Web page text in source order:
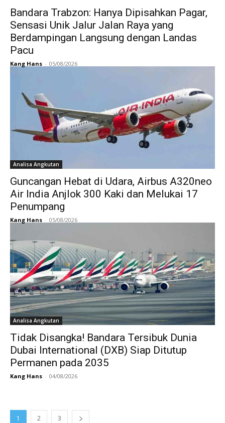
Bandara Trabzon: Hanya Dipisahkan Pagar,
Sensasi Unik Jalur Jalan Raya yang
Berdampingan Langsung dengan Landas
Pacu
Kang Hans - 05/08/2026
Analisa Angkutan
Guncangan Hebat di Udara, Airbus A320neo
Air India Anjlok 300 Kaki dan Melukai 17
Penumpang
Kang Hans - 05/08/2026
Analisa Angkutan
Tidak Disangka! Bandara Tersibuk Dunia
Dubai International (DXB) Siap Ditutup
Permanen pada 2035
Kang Hans - 04/08/2026
1 2 3